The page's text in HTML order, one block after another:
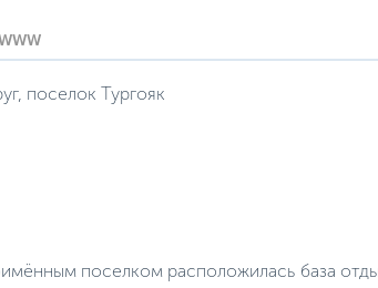
поселок Тургояк
поселком расположилась база